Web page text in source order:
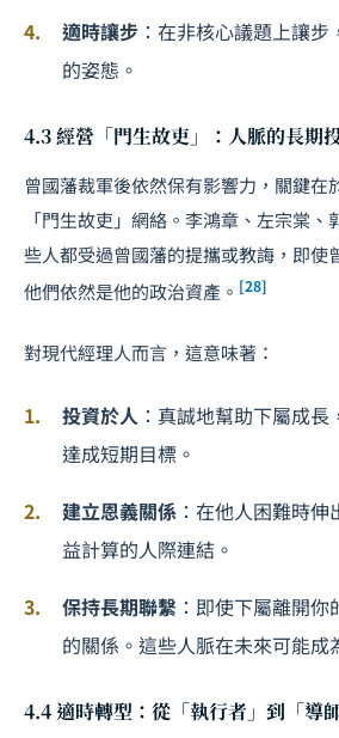
適時讓步 ：在非核心議題上讓
的姿態。
4.3 經營「門生故吏」：人脈的長期
曾國藩裁軍後依然保有影響力，關鍵在
「門生故吏」網絡。李鴻章、左宗棠
些人都受過曾國藩的提攜或教誨，即使
他們依然是他的政治資產。 [28]
對現代經理人而言，這意味著：
投資於人 ：真誠地幫助下屬成
達成短期目標。
建立恩義關係 ：在他人困難時
益計算的人際連結。
保持長期聯繫 ：即使下屬離開
的關係。這些人脈在未來可能成
4.4 適時轉型：從「執行者」到「導師